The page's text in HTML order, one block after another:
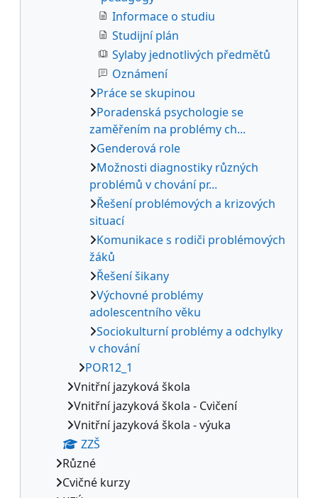
Informace o studiu
Studijní plán
Sylaby jednotlivých předmětů
Oznámení
Práce se skupinou
Poradenská psychologie se
zaměřením na problémy ch...
Genderová role
Možnosti diagnostiky různých
problémů v chování pr...
Řešení problémových a krizových
situací
Komunikace s rodiči problémových
žáků
Řešení šikany
Výchovné problémy
adolescentního věku
Sociokulturní problémy a odchylky
v chování
POR12_1
Vnitřní jazyková škola
Vnitřní jazyková škola - Cvičení
Vnitřní jazyková škola - výuka
ZZŠ
Různé
Cvičné kurzy